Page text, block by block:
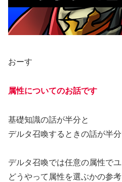
おーす
属性についてのお話です
基礎知識の話が半分と
デルタ召喚するときの話が半
デルタ召喚では任意の属性で
どうやって属性を選ぶかの参